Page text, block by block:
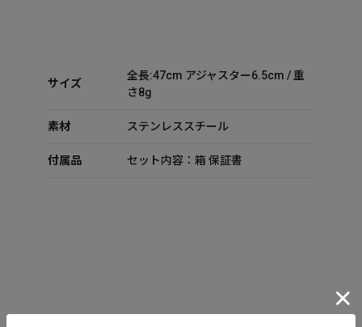
サイズ
全長:47cm アジャスター6.5cm / 重
さ8g
素材 ステンレススチール
付属品 セット内容：箱 保証書